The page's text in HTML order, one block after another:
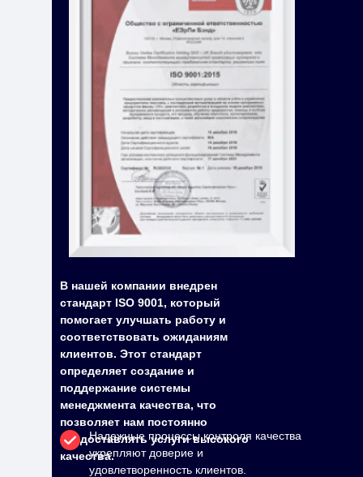
В нашей компании внедрен
стандарт ISO 9001, который
помогает улучшать работу и
соответствовать ожиданиям
клиентов. Этот стандарт
определяет создание и
поддержание системы
менеджмента качества, что
позволяет нам постоянно
предоставлять услуги высокого
качества.
Надежные процессы контроля качества
укрепляют доверие и
удовлетворенность клиентов.